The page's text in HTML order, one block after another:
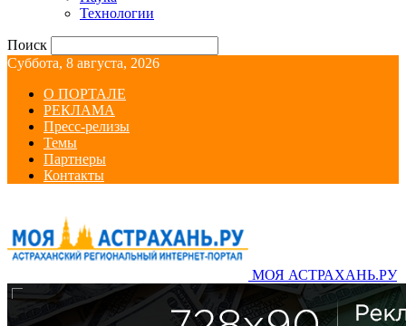
Технологии
Поиск
Суббота, 8 августа, 2026
О ПОРТАЛЕ
РЕКЛАМА
Пресс-релизы
Темы
Партнеры
Контакты
МОЯ АСТРАХАНЬ.РУ